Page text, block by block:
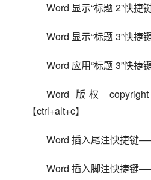
Word 显示“标题 2”快
Word 显示“标题 3”快
Word 应用“标题 3”快
Word 版权
【ctrl+alt+c】
Word 插入尾注快捷键
Word 插入脚注快捷键